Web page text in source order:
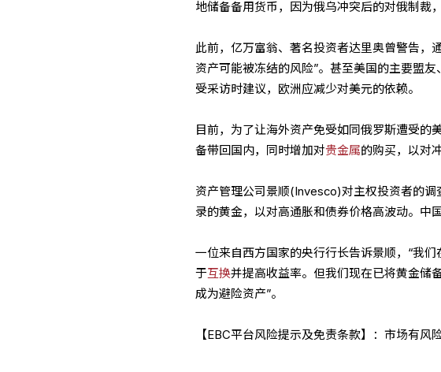
地储备备用货币，因为俄乌冲突后的对俄制裁
此前，亿万富翁、著名投资者达里奥曾警告，
资产可能被冻结的风险”。甚至美国的主要盟
受采访时建议，欧洲应减少对美元的依赖。
目前，为了让海外资产免受如同俄罗斯遭受的
备带回国内，同时增加对贵金属的购买，以对
资产管理公司景顺(Invesco)对主权投资者的
录的黄金，以对高通胀和债券价格高波动。中
一位来自西方国家的央行行长告诉景顺，“我
于互换并提高收益率。但我们现在已将黄金储
成为避险资产”。
【EBC平台风险提示及免责条款】：市场有风